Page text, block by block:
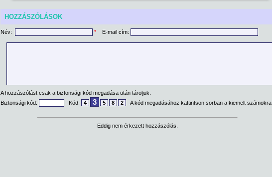
HOZZÁSZÓLÁSOK
Név: * E-mail cím:
A hozzászólást csak a biztonsági kód megadása után tároljuk.
Biztonsági kód:
Kód: 4 3 5 8 2 A kód megadásához kattintson sorban a kiemelt számokra.
Eddig nem érkezett hozzászólás.